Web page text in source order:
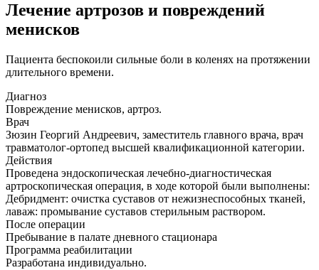
Лечение артрозов и повреждений
менисков
Пациента беспокоили сильные боли в коленях на протяжении
длительного времени.
Диагноз
Повреждение менисков, артроз.
Врач
Зюзин Георгий Андреевич, заместитель главного врача, врач
травматолог-ортопед высшей квалификационной категории.
Действия
Проведена эндоскопическая лечебно-диагностическая
артроскопическая операция, в ходе которой были выполнены:
Дебридмент: очистка суставов от нежизнеспособных тканей,
лаваж: промывание суставов стерильным раствором.
После операции
Пребывание в палате дневного стационара
Программа реабилитации
Разработана индивидуально.